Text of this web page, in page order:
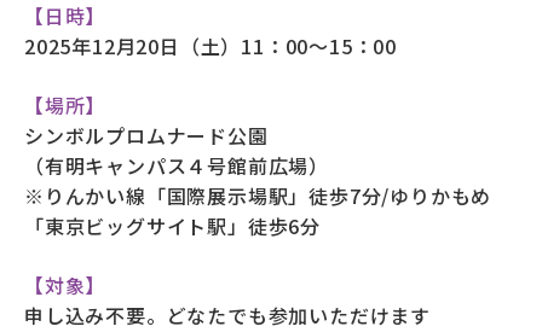
【日時】
2025年12月20日（土）11：00～15：00
【場所】
シンボルプロムナード公園
（有明キャンパス４号館前広場）
※りんかい線「国際展示場駅」徒歩7分/ゆりかもめ
「東京ビッグサイト駅」徒歩6分
【対象】
申し込み不要。どなたでも参加いただけます